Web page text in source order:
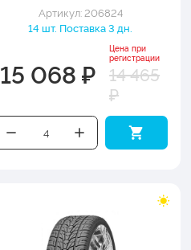
Артикул: 206824
14 шт. Поставка 3 дн.
15 068 ₽
Цена при
регистрации
14 465
₽